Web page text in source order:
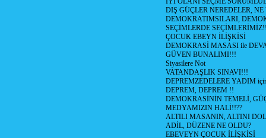
DIŞ GÜÇLER NEREDELER,
DEMOKRATIMSILARI,
SEÇİMLERDE
ÇOCUK EBEYN İLİŞKİSİ
DEMOKRASİ MASASI ile
GÜVEN BUNALIMI!!!
Siyasilere Not
VATANDAŞLIK SINAVI!!!
DEPREMZEDELERE YADIM
DEPREM, DEPREM !!
DEMOKRASİNİN TEMELİ,
MEDYAMIZIN HALİ!!??
ALTILI MASANIN, ALTINI
ADİL, DÜZENE NE OLDU?
EBEVEYN ÇOCUK İLİŞKİSİ